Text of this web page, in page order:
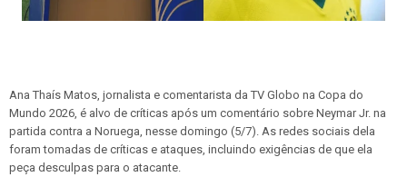
Ana Thaís Matos, jornalista e comentarista da TV Globo na Copa do
Mundo 2026, é alvo de críticas após um comentário sobre Neymar Jr. na
partida contra a Noruega, nesse domingo (5/7). As redes sociais dela
foram tomadas de críticas e ataques, incluindo exigências de que ela
peça desculpas para o atacante.